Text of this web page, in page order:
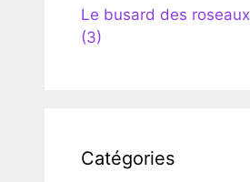
Le busard des roseaux
(3)
Catégories